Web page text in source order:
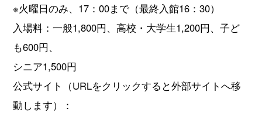
※火曜日のみ、17：00まで（最終入館16：30）
入場料：一般1,800円、高校・大学生1,200円、子ど
も600円、
シニア1,500円
公式サイト（URLをクリックすると外部サイトへ移
動します）：